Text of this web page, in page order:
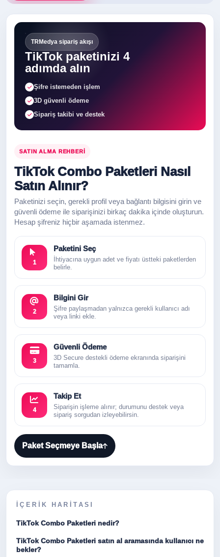
TRMedya sipariş akışı
TikTok paketinizi 4
adımda alın
Şifre istemeden işlem
3D güvenli ödeme
Sipariş takibi ve destek
SATIN ALMA REHBERI
TikTok Combo Paketleri Nasıl
Satın Alınır?
Paketinizi seçin, gerekli profil veya bağlantı bilgisini girin ve
güvenli ödeme ile siparişinizi birkaç dakika içinde oluşturun.
Hesap şifreniz hiçbir aşamada istenmez.
1
Paketini Seç
İhtiyacına uygun adet ve fiyatı üstteki paketlerden
belirle.
2
Bilgini Gir
Şifre paylaşmadan yalnızca gerekli kullanıcı adı
veya linki ekle.
3
Güvenli Ödeme
3D Secure destekli ödeme ekranında siparişini
tamamla.
4
Takip Et
Siparişin işleme alınır; durumunu destek veya
sipariş sorgudan izleyebilirsin.
Paket Seçmeye Başla
İÇERIK HARITASI
TikTok Combo Paketleri nedir?
TikTok Combo Paketleri satın al aramasında kullanıcı ne
bekler?